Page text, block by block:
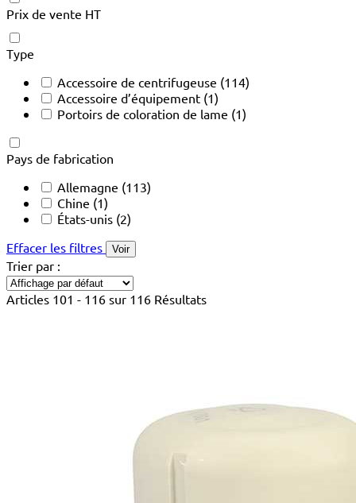
Prix de vente HT
Type
Accessoire de centrifugeuse (114)
Accessoire d’équipement (1)
Portoirs de coloration de lame (1)
Pays de fabrication
Allemagne (113)
Chine (1)
États-unis (2)
Effacer les filtres
Voir
Trier par :
Articles 101 - 116 sur 116 Résultats